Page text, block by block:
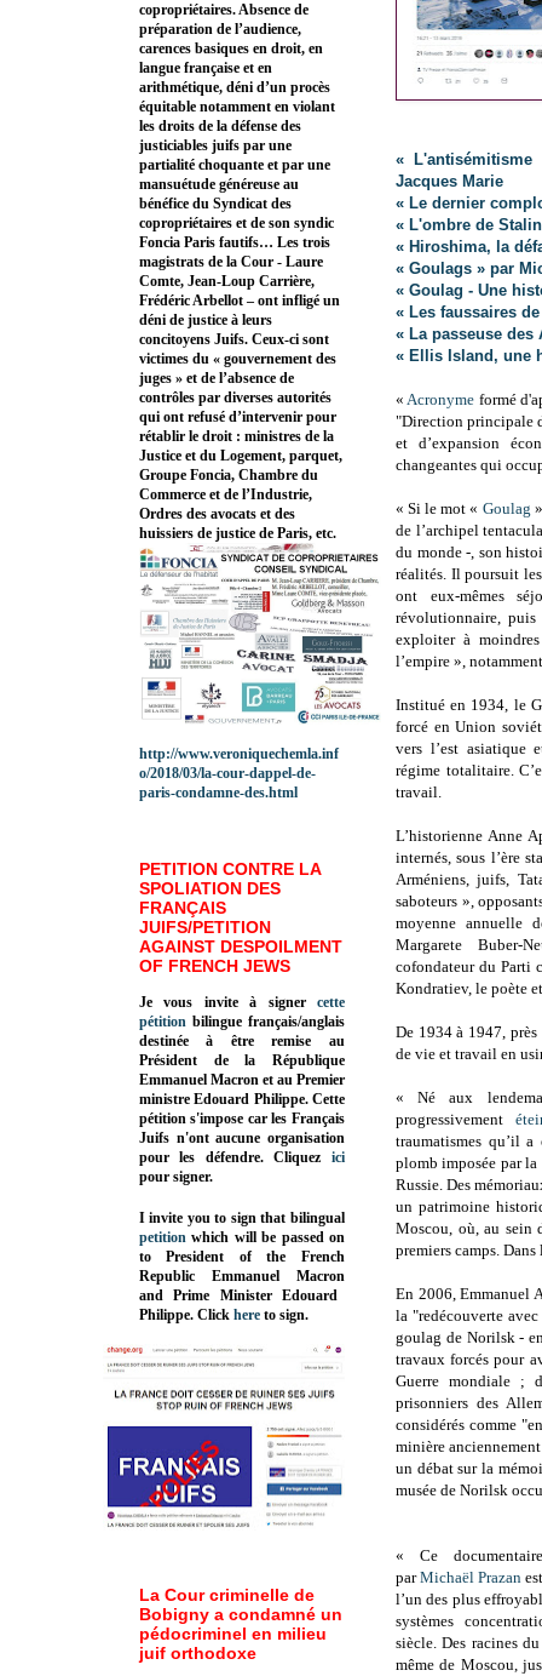
«
Jacques Marie
« Le dernier
« L'ombre de
« Hiroshima, la
« Goulags » par
« Goulag - Une
« Les faussaires
« La passeuse des
« Ellis Island, une
«Acronyme formé
"Direction principale
et d’expansion
changeantes qui
« Si le mot « Goulag
de l’archipel
du monde -, son
réalités. Il poursuit
ont eux-mêmes
révolutionnaire, puis
exploiter à
l’empire »,
Institué en 1934, le
forcé en Union
vers l’est asiatique
régime totalitaire.
travail.
L’historienne Anne
internés, sous l’ère
Arméniens, juifs,
saboteurs »,
moyenne annuelle
Margarete Buber-
cofondateur du Parti
Kondratiev, le poète
De 1934 à 1947,
de vie et travail en
« Né aux
progressivement
traumatismes qu’il a
plomb imposée par
Russie. Des
un patrimoine
Moscou, où, au sein
premiers camps.
En 2006, Emmanuel
la "redécouverte
goulag de Norilsk -
travaux forcés pour
Guerre mondiale ;
prisonniers des
considérés comme
minière
un débat sur la
musée de Norilsk
« Ce
parMichaël Prazan
l’un des plus
systèmes
siècle. Des racines
même de Moscou,
copropriétaires. Absence de
préparation de l’audience,
carences basiques en droit, en
langue française et en
arithmétique, déni d’un procès
équitable notamment en violant
les droits de la défense des
justiciables juifs par une
partialité choquante et par une
mansuétude généreuse au
bénéfice du Syndicat des
copropriétaires et de son syndic
Foncia Paris fautifs… Les trois
magistrats de la Cour - Laure
Comte, Jean-Loup Carrière,
Frédéric Arbellot – ont infligé un
déni de justice à leurs
concitoyens Juifs. Ceux-ci sont
victimes du « gouvernement des
juges » et de l’absence de
contrôles par diverses autorités
qui ont refusé d’intervenir pour
rétablir le droit : ministres de la
Justice et du Logement, parquet,
Groupe Foncia, Chambre du
Commerce et de l’Industrie,
Ordres des avocats et des
huissiers de justice de Paris, etc.
http://www.veroniquechemla.inf
o/2018/03/la-cour-dappel-de-
paris-condamne-des.html
PETITION CONTRE LA
SPOLIATION DES
FRANÇAIS
JUIFS/PETITION
AGAINST DESPOILMENT
OF FRENCH JEWS
Je vous invite à signer cette
pétition bilingue français/anglais
destinée à être remise au
Président de la République
Emmanuel Macron et au Premier
ministre Edouard Philippe. Cette
pétition s'impose car les Français
Juifs n'ont aucune organisation
pour les défendre. Cliquez
ici
pour signer.
I invite you to sign that bilingual
petition which will be passed on
to President of the French
Republic Emmanuel Macron
and Prime MinisterEdouard
Philippe. Click here to sign.
La Cour criminelle de
Bobigny a condamné un
pédocriminel en milieu
juif orthodoxe